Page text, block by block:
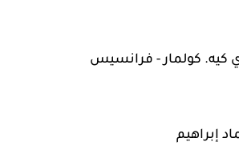
كيه. كولمار - فرانسيس
إبراهيم